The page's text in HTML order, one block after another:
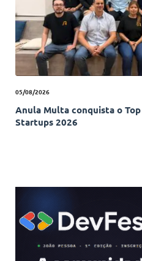
05/08/2026
Anula Multa conquista o
Startups 2026